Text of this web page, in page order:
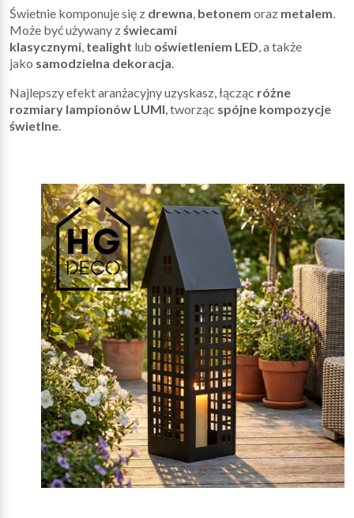
Świetnie komponuje się z drewna, betonem oraz metalem.
Może być używany zświecami
klasycznymi, tealight lub oświetleniem LED, a także
jako samodzielna dekoracja.
Najlepszy efekt aranżacyjny uzyskasz, łącząc różne
rozmiary lampionów LUMI, tworząc spójne kompozycje
świetlne.